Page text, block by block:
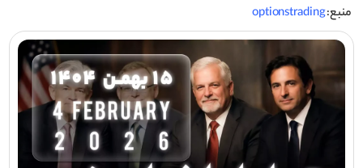
منبع:optionstrading